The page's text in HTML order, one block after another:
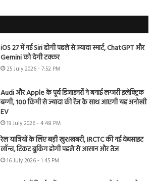
iOS 27 में नई Siri होगी पहले से ज्यादा स्मार्ट, ChatGPT और
Gemini को देगी टक्कर
25 July 2026 - 7:52 PM
Audi और Apple के पूर्व डिजाइनरों ने बनाई लग्जरी इलेक्ट्रिक
बग्गी, 100 किमी से ज्यादा की रेंज के साथ आएगी यह अनोखी
EV
19 July 2026 - 4:48 PM
रेल यात्रियों के लिए बड़ी खुशखबरी, IRCTC की नई वेबसाइट
लॉन्च, टिकट बुकिंग होगी पहले से आसान और तेज
16 July 2026 - 1:45 PM